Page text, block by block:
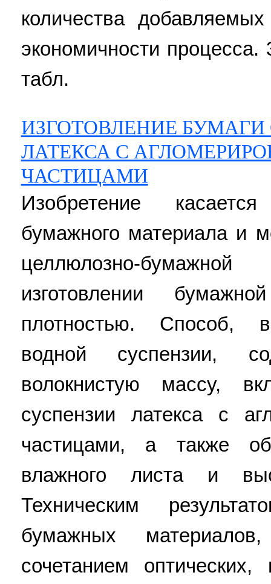
количества
экономичности
табл.
ИЗГОТОВЛЕНИЕ
ЛАТЕКСА С
ЧАСТИЦАМИ
Изобретение
бумажного материала и
целлюлозно-
изготовлении
плотностью. Способ,
водной суспензии,
волокнистую массу,
суспензии латекса с
частицами, а также
влажного листа и
Техническим
бумажных
сочетанием оптических,